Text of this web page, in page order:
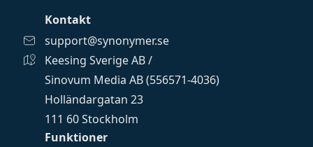
Funktioner
Kontakt
support@synonymer.se
Keesing Sverige AB /
Sinovum Media AB (556571-4036)
Holländargatan 23
111 60 Stockholm